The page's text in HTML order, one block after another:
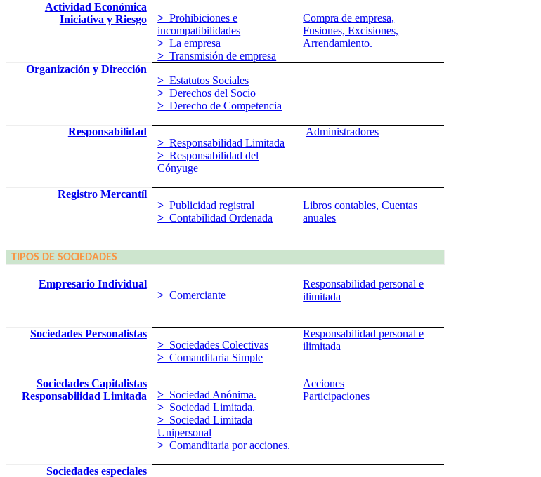
Actividad Económica
Iniciativa y Riesgo
> Prohibiciones e
incompatibilidades
> La empresa
> Transmisión de empresa
Compra de empresa,
Fusiones, Excisiones,
Arrendamiento.
Organización y Dirección
> Estatutos Sociales
> Derechos del Socio
> Derecho de Competencia
Responsabilidad
> Responsabilidad Limitada
> Responsabilidad del
Cónyuge
Administradores
Registro Mercantíl
> Publicidad registral
> Contabilidad Ordenada
Libros contables, Cuentas
anuales
TIPOS DE SOCIEDADES
Empresario Individual
> Comerciante
Responsabilidad personal e
ilimitada
Sociedades Personalistas
> Sociedades Colectivas
> Comanditaria Simple
Responsabilidad personal e
ilimitada
Sociedades Capitalistas
Responsabilidad Limitada
> Sociedad Anónima.
> Sociedad Limitada.
> Sociedad Limitada
Unipersonal
> Comanditaria por acciones.
Acciones
Participaciones
Sociedades especiales